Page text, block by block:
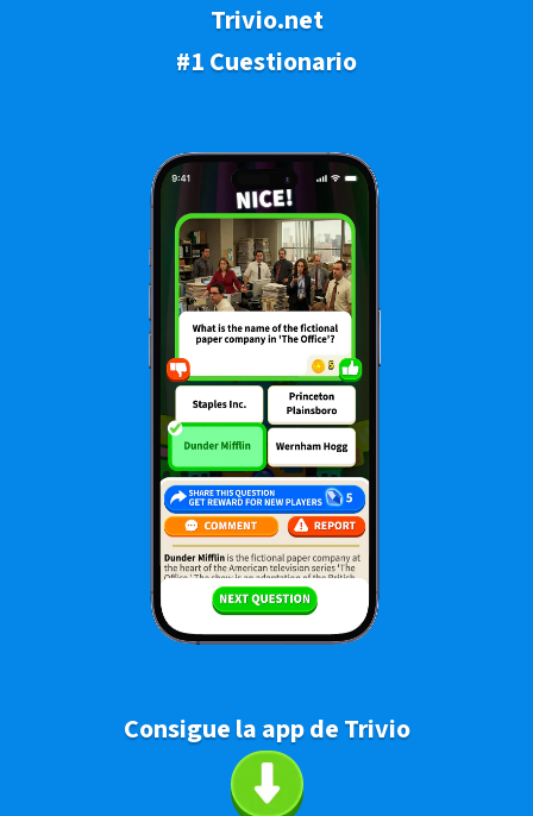
Trivio.net
#1 Cuestionario
Consigue la app de Trivio